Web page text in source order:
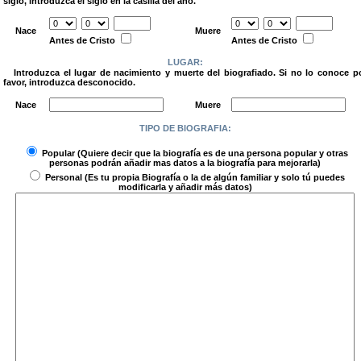
Nace
Antes de Cristo
Muere
Antes de Cristo
LUGAR:
Introduzca el lugar de nacimiento y muerte del biografiado. Si no lo conoce
favor, introduzca desconocido.
Nace
Muere
TIPO DE BIOGRAFIA:
Popular(Quiere decir que la biografía es de una persona popular y otras
personas podrán añadir mas datos a la biografía para mejorarla)
Personal(Es tu propia Biografía o la de algún familiar y solo tú puedes
modificarla y añadir más datos)